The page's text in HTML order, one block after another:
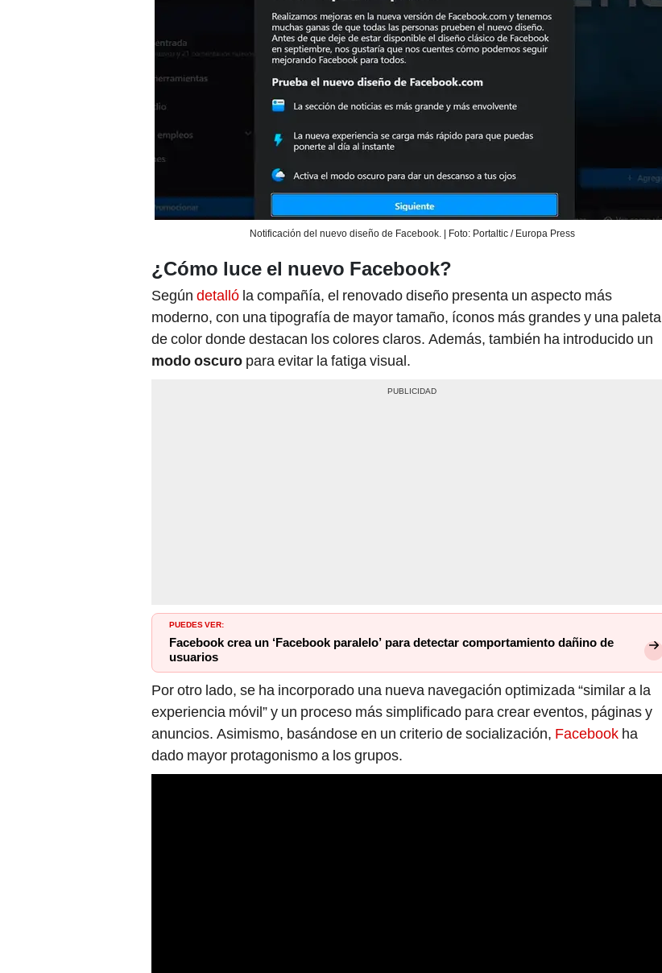
Notificación del nuevo diseño de Facebook. | Foto: Portaltic / Europa Press
¿Cómo luce el nuevo Facebook?
Según detalló la compañía, el renovado diseño presenta un aspecto más
moderno, con una tipografía de mayor tamaño, íconos más grandes y una paleta
de color donde destacan los colores claros. Además, también ha introducido un
modo oscuro para evitar la fatiga visual.
PUEDES VER:
Facebook crea un ‘Facebook paralelo’ para detectar comportamiento dañino de
usuarios
Por otro lado, se ha incorporado una nueva navegación optimizada “similar a la
experiencia móvil” y un proceso más simplificado para crear eventos, páginas y
anuncios. Asimismo, basándose en un criterio de socialización, Facebook ha
dado mayor protagonismo a los grupos.